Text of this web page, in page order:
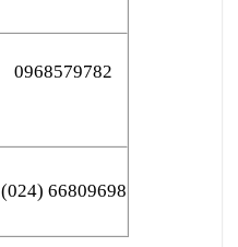
0968579782
(024) 66809698